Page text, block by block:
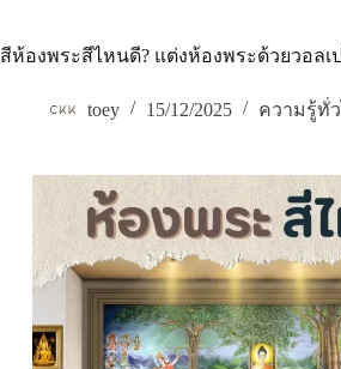
สีห้องพระสีไหนดี? แต่งห้องพระด้วยวอลเ
toey 15/12/2025 ความรู้ทั่